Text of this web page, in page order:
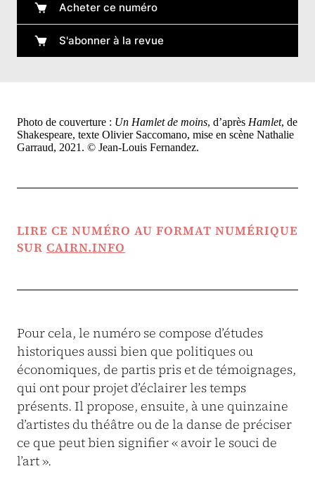
Acheter ce numéro
S'abonner à la revue
Photo de couverture : Un Hamlet de moins, d’après Hamlet, de
Shakespeare, texte Olivier Saccomano, mise en scène Nathalie
Garraud, 2021. © Jean-Louis Fernandez.
LIRE CE NUMÉRO AU FORMAT NUMÉRIQUE
SUR CAIRN.INFO
Pour cela, le numéro se compose d’études
historiques aussi bien que politiques ou
économiques, de partis pris et de témoignages,
qui ont pour projet d’éclairer les temps
présents. Il propose, ensuite, à une quinzaine
d’artistes du théâtre ou de la danse de préciser
ce que peut bien signifier « avoir le souci de
l’art ».